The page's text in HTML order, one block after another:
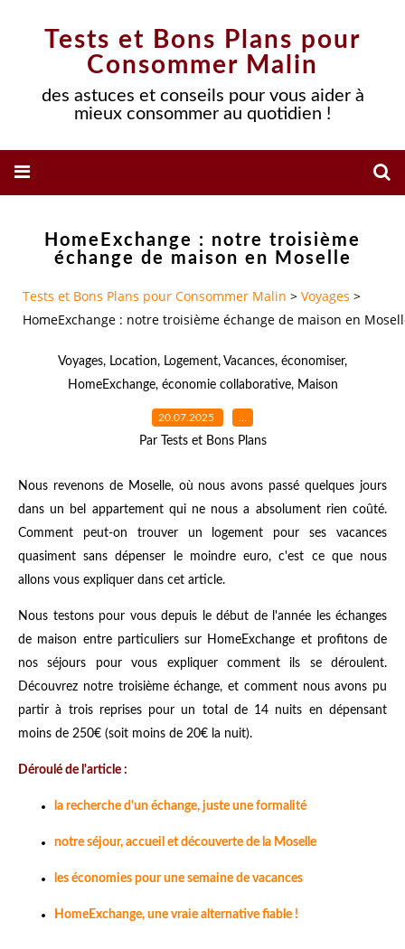
Tests et Bons Plans pour
Consommer Malin
des astuces et conseils pour vous aider à
mieux consommer au quotidien !
HomeExchange : notre troisième
échange de maison en Moselle
Tests et Bons Plans pour Consommer Malin > Voyages >
HomeExchange : notre troisième échange de maison en
Voyages, Location, Logement, Vacances, économiser,
HomeExchange, économie collaborative, Maison
20.07.2025 …
Par Tests et Bons Plans
Nous revenons de Moselle, où nous avons passé quelques jours
dans un bel appartement qui ne nous a absolument rien coûté.
Comment peut-on trouver un logement pour ses vacances
quasiment sans dépenser le moindre euro, c'est ce que nous
allons vous expliquer dans cet article.
Nous testons pour vous depuis le début de l'année les échanges
de maison entre particuliers sur HomeExchange et profitons de
nos séjours pour vous expliquer comment ils se déroulent.
Découvrez notre troisième échange, et comment nous avons pu
partir à trois reprises pour un total de 14 nuits en dépensant
moins de 250€ (soit moins de 20€ la nuit).
Déroulé de l'article :
la recherche d'un échange, juste une formalité
notre séjour, accueil et découverte de la Moselle
les économies pour une semaine de vacances
HomeExchange, une vraie alternative fiable !